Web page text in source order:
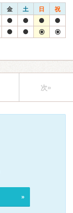
金 土 日 祝
次»